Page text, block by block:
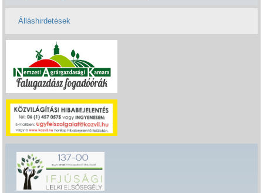
Álláshirdetések